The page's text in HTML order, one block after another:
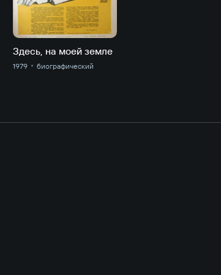
Здесь, на моей земле
1979 биографический